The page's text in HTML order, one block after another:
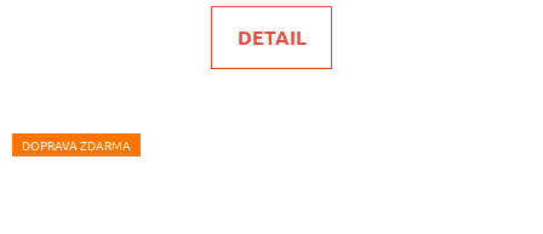
5,0
z
DETAIL
DOPRAVA ZDARMA